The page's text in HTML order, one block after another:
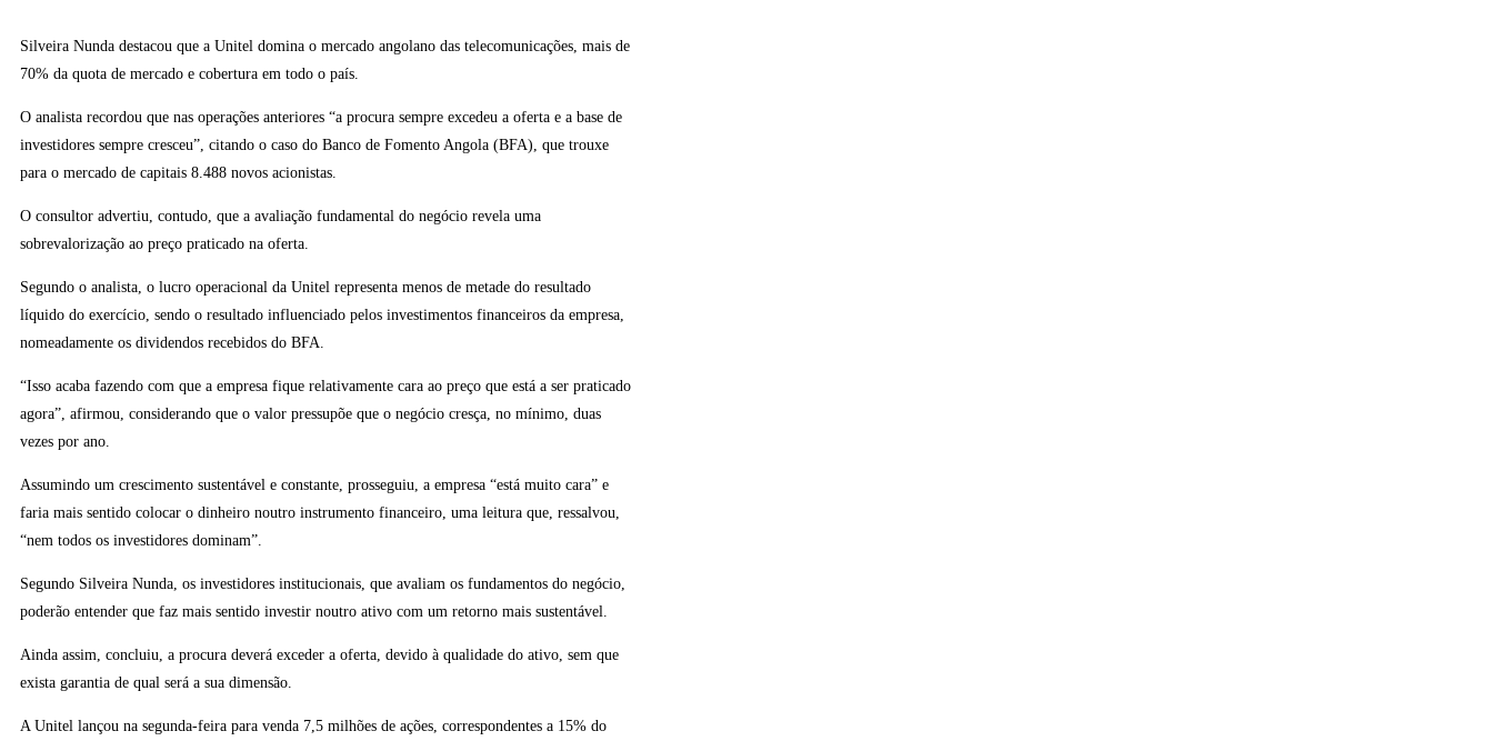
Silveira Nunda destacou que a Unitel domina o mercado angolano das telecomunicações, mais de
70% da quota de mercado e cobertura em todo o país.
O analista recordou que nas operações anteriores “a procura sempre excedeu a oferta e a base de
investidores sempre cresceu”, citando o caso do Banco de Fomento Angola (BFA), que trouxe
para o mercado de capitais 8.488 novos acionistas.
O consultor advertiu, contudo, que a avaliação fundamental do negócio revela uma
sobrevalorização ao preço praticado na oferta.
Segundo o analista, o lucro operacional da Unitel representa menos de metade do resultado
líquido do exercício, sendo o resultado influenciado pelos investimentos financeiros da empresa,
nomeadamente os dividendos recebidos do BFA.
“Isso acaba fazendo com que a empresa fique relativamente cara ao preço que está a ser praticado
agora”, afirmou, considerando que o valor pressupõe que o negócio cresça, no mínimo, duas
vezes por ano.
Assumindo um crescimento sustentável e constante, prosseguiu, a empresa “está muito cara” e
faria mais sentido colocar o dinheiro noutro instrumento financeiro, uma leitura que, ressalvou,
“nem todos os investidores dominam”.
Segundo Silveira Nunda, os investidores institucionais, que avaliam os fundamentos do negócio,
poderão entender que faz mais sentido investir noutro ativo com um retorno mais sustentável.
Ainda assim, concluiu, a procura deverá exceder a oferta, devido à qualidade do ativo, sem que
exista garantia de qual será a sua dimensão.
A Unitel lançou na segunda-feira para venda 7,5 milhões de ações, correspondentes a 15% do